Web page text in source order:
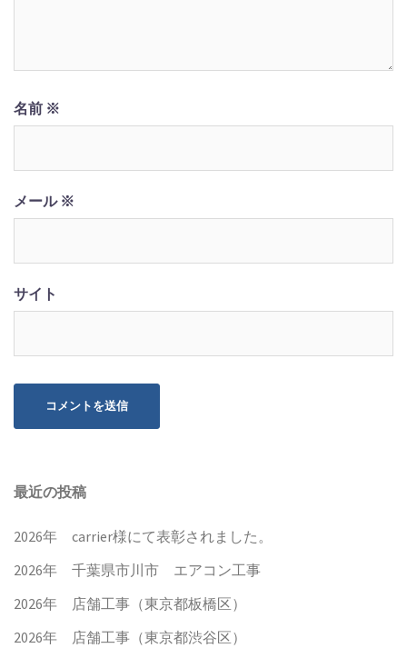
名前 ※
メール ※
サイト
最近の投稿
2026年 carrier様にて表彰されました。
2026年 千葉県市川市 エアコン工事
2026年 店舗工事（東京都板橋区）
2026年 店舗工事（東京都渋谷区）